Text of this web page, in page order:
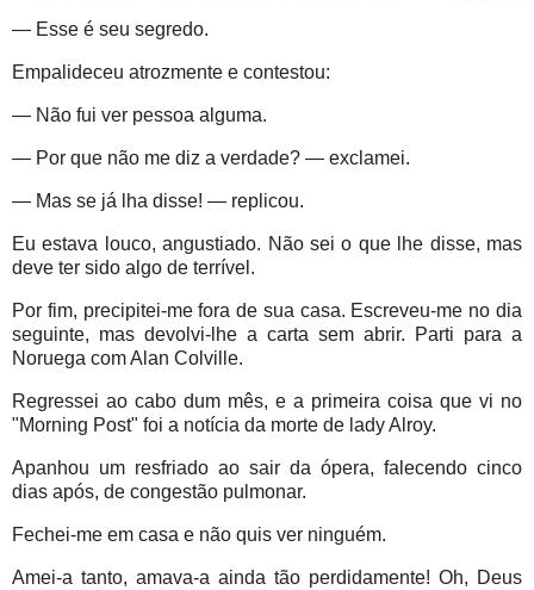
— Esse é seu segredo.
Empalideceu atrozmente e contestou:
— Não fui ver pessoa alguma.
— Por que não me diz a verdade? — exclamei.
— Mas se já lha disse! — replicou.
Eu estava louco, angustiado. Não sei o que lhe disse, mas
deve ter sido algo de terrível.
Por fim, precipitei-me fora de sua casa. Escreveu-me no dia
seguinte, mas devolvi-lhe a carta sem abrir. Parti para a
Noruega com Alan Colville.
Regressei ao cabo dum mês, e a primeira coisa que vi no
"Morning Post" foi a notícia da morte de lady Alroy.
Apanhou um resfriado ao sair da ópera, falecendo cinco
dias após, de congestão pulmonar.
Fechei-me em casa e não quis ver ninguém.
Amei-a tanto, amava-a ainda tão perdidamente! Oh, Deus